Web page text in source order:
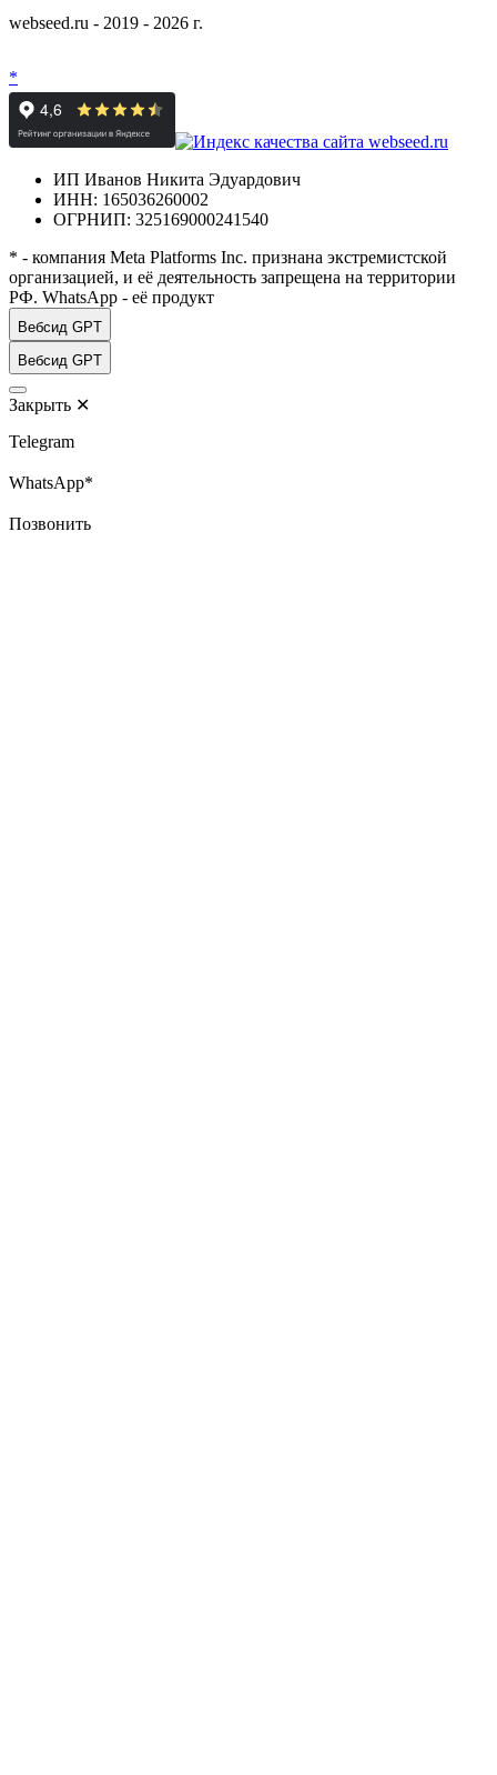
webseed.ru - 2019 - 2026 г.
*
ИП Иванов Никита Эдуардович
ИНН: 165036260002
ОГРНИП: 325169000241540
* - компания Meta Platforms Inc. признана экстремистской
организацией, и её деятельность запрещена на территории
РФ. WhatsApp - её продукт
Вебсид GPT
Вебсид GPT
Закрыть ✕
Telegram
WhatsApp*
Позвонить